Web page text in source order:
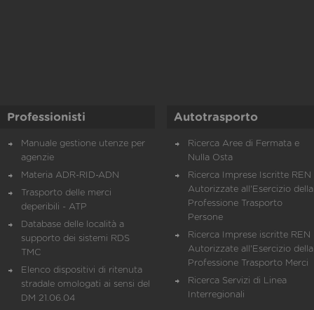
Professionisti
Manuale gestione utenze per
agenzie
Materia ADR-RID-ADN
Trasporto delle merci
deperibili - ATP
Database delle località a
supporto dei sistemi RDS
TMC
Elenco dispositivi di ritenuta
stradale omologati ai sensi del
DM 21.06.04
Autotrasporto
Ricerca Aree di Fermata e
Nulla Osta
Ricerca Imprese Iscritte REN
Autorizzate all'Esercizio della
Professione Trasporto
Persone
Ricerca Imprese iscritte REN
Autorizzate all'Esercizio della
Professione Trasporto Merci
Ricerca Servizi di Linea
Interregionali